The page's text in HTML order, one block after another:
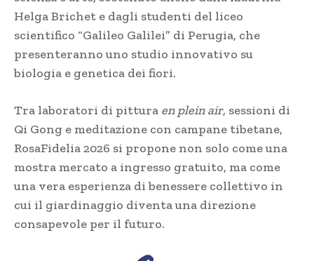
Helga Brichet e dagli studenti del liceo
scientifico “Galileo Galilei” di Perugia, che
presenteranno uno studio innovativo su
biologia e genetica dei fiori.
Tra laboratori di pittura en plein air, sessioni di
Qi Gong e meditazione con campane tibetane,
RosaFidelia 2026 si propone non solo come una
mostra mercato a ingresso gratuito, ma come
una vera esperienza di benessere collettivo in
cui il giardinaggio diventa una direzione
consapevole per il futuro.